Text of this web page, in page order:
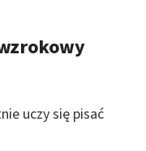
uczy się pisać